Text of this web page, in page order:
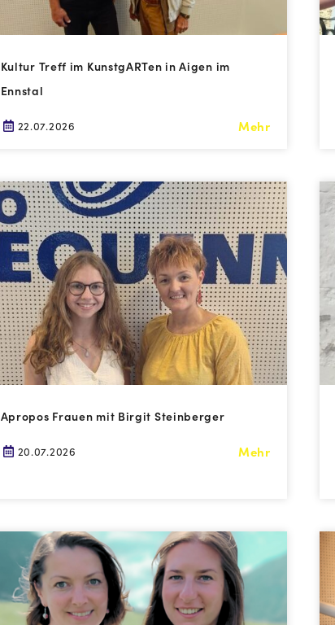
Kultur Treff im KunstgARTen in Aigen im
Ennstal
22.07.2026 Mehr
Apropos Frauen mit Birgit Steinberger
20.07.2026 Mehr